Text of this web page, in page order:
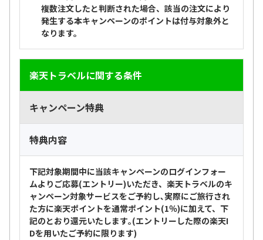
複数注文したと判断された場合、該当の注文により
発生する本キャンペーンのポイントは付与対象外と
なります。
楽天トラベルに関する条件
キャンペーン特典
特典内容
下記対象期間中に当該キャンペーンのログインフォー
ムよりご応募(エントリー)いただき、楽天トラベルのキ
ャンペーン対象サービスをご予約し､実際にご旅行され
た方に楽天ポイントを通常ポイント(1％)に加えて、下
記のとおり還元いたします｡(エントリーした際の楽天I
Dを用いたご予約に限ります)